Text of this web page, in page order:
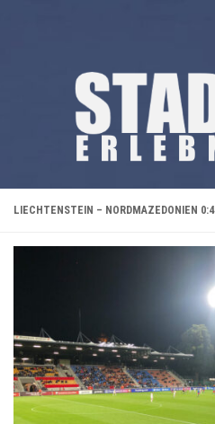
LIECHTENSTEIN – NORDMAZEDONIEN 0:4